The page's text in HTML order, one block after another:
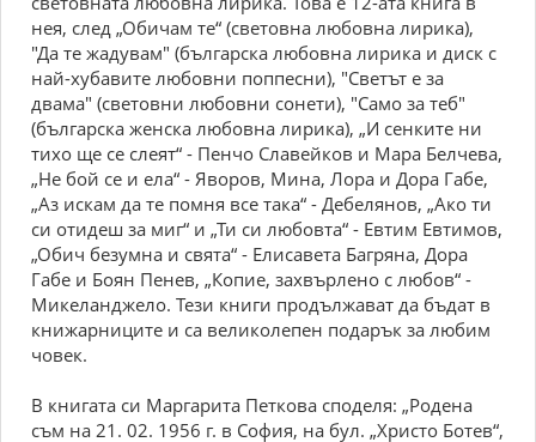
нея, след „Обичам те“ (световна любовна лирика),
"Да те жадувам" (българска любовна лирика и диск с
най-хубавите любовни поппесни), "Светът е за
двама" (световни любовни сонети), "Само за теб"
(българска женска любовна лирика), „И сенките ни
тихо ще се слеят“ - Пенчо Славейков и Мара Белчева,
„Не бой се и ела“ - Яворов, Мина, Лора и Дора Габе,
„Аз искам да те помня все така“ - Дебелянов, „Ако ти
си отидеш за миг“ и „Ти си любовта“ - Евтим Евтимов,
„Обич безумна и свята“ - Елисавета Багряна, Дора
Габе и Боян Пенев, „Копие, захвърлено с любов“ -
Микеланджело. Тези книги продължават да бъдат в
книжарниците и са великолепен подарък за любим
човек.
В книгата си Маргарита Петкова споделя: „Родена
съм на 21. 02. 1956 г. в София, на бул. „Христо Ботев“,